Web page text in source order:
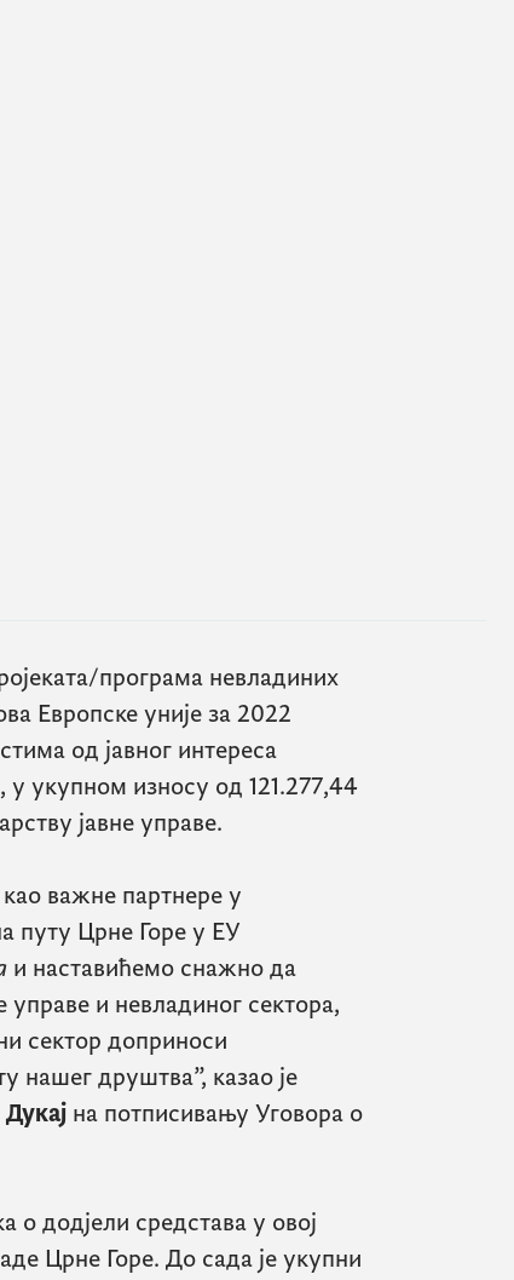
програма невладиних
Европске уније за 2022
од јавног интереса
у укупном износу од 121.277,44
јавне управе.
важне партнере у
путу Црне Горе у ЕУ
и наставићемо снажно да
и невладиног сектора,
сектор доприноси
нашег друштва”, казао је
на потписивању Уговора о
о додјели средстава у овој
Црне Горе. До сада је укупни